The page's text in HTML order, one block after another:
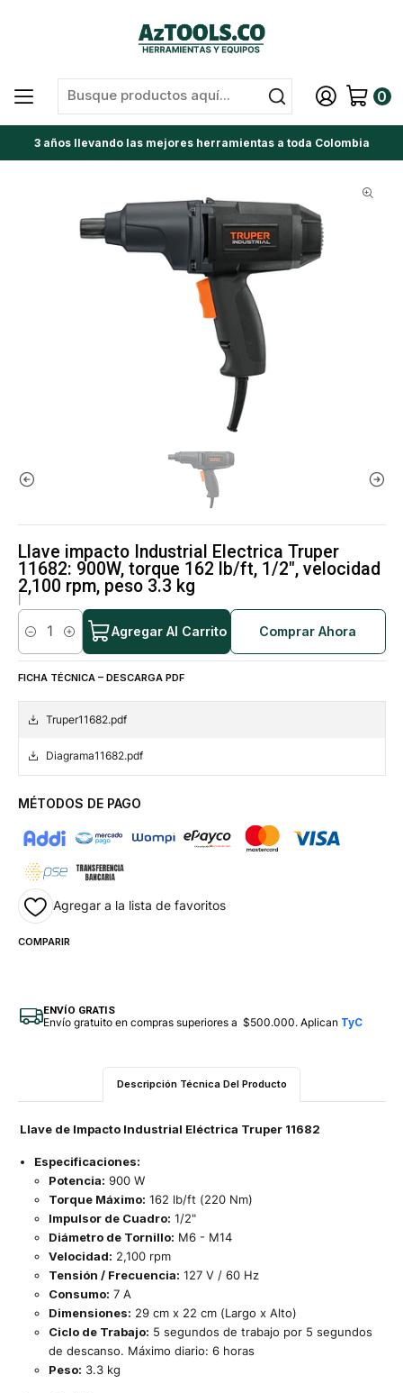
0
3 años llevando las mejores herramientas a toda Colombia
Llave impacto Industrial Electrica Truper
11682: 900W, torque 162 lb/ft, 1/2", velocidad
2,100 rpm, peso 3.3 kg
Cantidad
Agregar Al Carrito Comprar Ahora
FICHA TÉCNICA – DESCARGA PDF
Truper11682.pdf
Diagrama11682.pdf
MÉTODOS DE PAGO
Agregar a la lista de favoritos
COMPARIR
ENVÍO GRATIS
Envío gratuito en compras superiores a $500.000. Aplican TyC
Descripción Técnica Del Producto
Llave de Impacto Industrial Eléctrica Truper 11682
Especificaciones:
Potencia: 900 W
Torque Máximo: 162 lb/ft (220 Nm)
Impulsor de Cuadro: 1/2"
Diámetro de Tornillo: M6 - M14
Velocidad: 2,100 rpm
Tensión / Frecuencia: 127 V / 60 Hz
Consumo: 7 A
Dimensiones: 29 cm x 22 cm (Largo x Alto)
Ciclo de Trabajo: 5 segundos de trabajo por 5 segundos
de descanso. Máximo diario: 6 horas
Peso: 3.3 kg